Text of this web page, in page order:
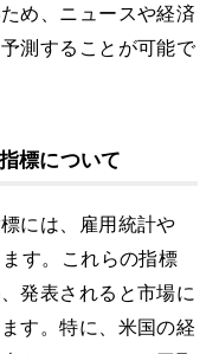
め、ニュースや経済
測することが可能で
標について
には、雇用統計や
す。これらの指標
発表されると市場に
す。特に、米国の経